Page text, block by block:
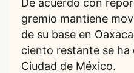
De acuerdo con
gremio mantiene
de su base en
ciento restante se ha
Ciudad de México.